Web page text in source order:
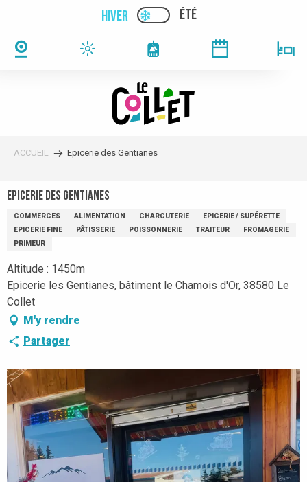
contenu
principal
PAGE D’ACCUEIL ACTUELLE HIVER :
HIVER PAGE D’ACCUEIL
ÉTÉ
ACCUEIL Epicerie des Gentianes
Epicerie des Gentianes
COMMERCES ALIMENTATION CHARCUTERIE
EPICERIE / SUPÉRETTE
EPICERIE FINE
PÂTISSERIE POISSONNERIE TRAITEUR
FROMAGERIE
PRIMEUR
Altitude : 1450m
Epicerie les Gentianes, bâtiment le Chamois d'Or, 38580 Le
Collet
M'y rendre
Partager